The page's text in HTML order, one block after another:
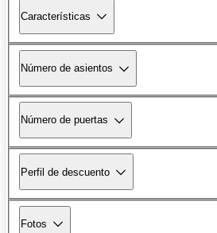
Características
Número de asientos
Número de puertas
Perfil de descuento
Fotos